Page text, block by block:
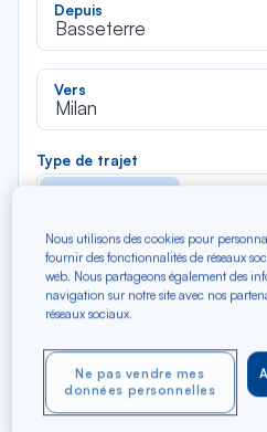
Depuis
Basseterre
Vers
Milan
Type de trajet
Filtrer
Précédent Aller / Retour —
Nous utilisons des cookies pour
fournir des fonctionnalités de réseaux
web. Nous partageons également des
navigation sur notre site avec nos
réseaux sociaux.
Ne pas vendre mes
données personnelles